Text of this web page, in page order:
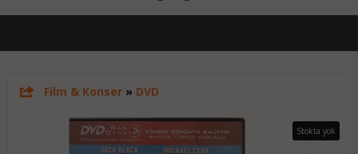
Film & Konser» DVD
Stokta yok